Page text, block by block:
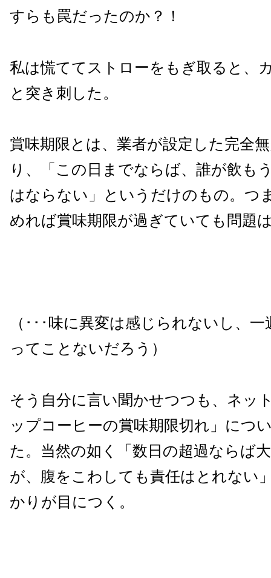
すらも罠だったのか？！
私は慌ててストローをもぎ取ると、
と突き刺した。
賞味期限とは、業者が設定した完全
り、「この日までならば、誰が飲も
はならない」というだけのもの。つ
めれば賞味期限が過ぎていても問題
（･･･味に異変は感じられないし、
ってことないだろう）
そう自分に言い聞かせつつも、ネッ
ップコーヒーの賞味期限切れ」につ
た。当然の如く「数日の超過ならば
が、腹をこわしても責任はとれない
かりが目につく。